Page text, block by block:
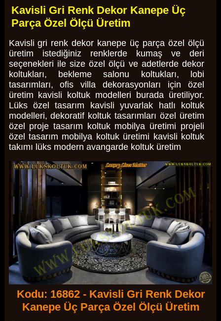
Kavisli Gri Renk Dekor Kanepe Üç
Parça Özel Ölçü Üretim
Kavisli gri renk dekor kanepe üç parça özel ölçü
üretim istediğiniz renklerde kumaş ve deri
seçenekleri ile size özel ölçü ve adetlerde dekor
koltukları, bekleme salonu koltukları, lobi
tasarımları, ofis villa dekorasyonları için özel
üretim kavisli koltuk modelleri burada üretiliyor.
Lüks özel tasarım kavisli yuvarlak hatlı koltuk
modelleri, dekoratif koltuk tasarımları özel üretim
özel proje tasarım koltuk mobilya üretimi projeli
özel tasarım mobilya koltuk üretimi kavisli koltuk
takımı lüks modern avangarde koltuk üretim
Kodu: 16862 - Kavisli Gri Renk Dekor
Kanepe Üç Parça Özel Ölçü Üretim